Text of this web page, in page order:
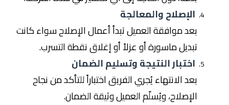
الإصلاح والمعالجة
بعد موافقة العميل تبدأ أعمال الإصلاح سواء كانت
تبديل ماسورة أو عزلاً أو إغلاق نقطة التسرب.
اختبار النتيجة وتسليم الضمان
بعد الانتهاء يُجري الفريق اختباراً للتأكد من نجاح
الإصلاح، ويُسلّم العميل وثيقة الضمان.